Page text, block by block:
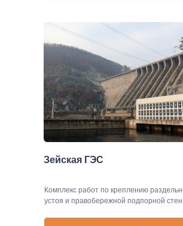
Зейская ГЭС
Комплекс работ по креплению
устоя и правобережной подпорной